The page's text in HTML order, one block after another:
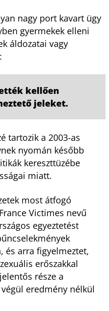
nagy port kavart ügy
gyermekek elleni
áldozatai vagy
kellően
jeleket.
tartozik a 2003-as
nyomán később
kereszttüzébe
miatt.
most átfogó
Victimes nevű
egyeztetést
és arra figyelmeztet,
erőszakkal
része a
eredmény nélkül